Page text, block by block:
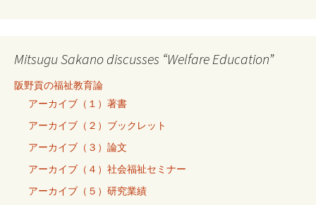
Mitsugu Sakano discusses “Welfare Education”
阪野貢の福祉教育論
アーカイブ（１）著書
アーカイブ（２）ブックレット
アーカイブ（３）論文
アーカイブ（４）社会福祉セミナー
アーカイブ（５）研究業績